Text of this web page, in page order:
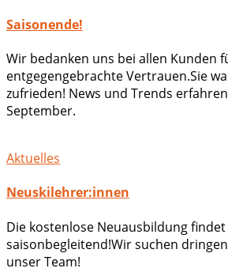
Saisonende!
Wir bedanken uns bei allen Kunden
entgegengebrachte Vertrauen.Sie
zufrieden! News und Trends
September.
Aktuelles
Neuskilehrer:innen
Die kostenlose Neuausbildung
saisonbegleitend!Wir suchen
unser Team!